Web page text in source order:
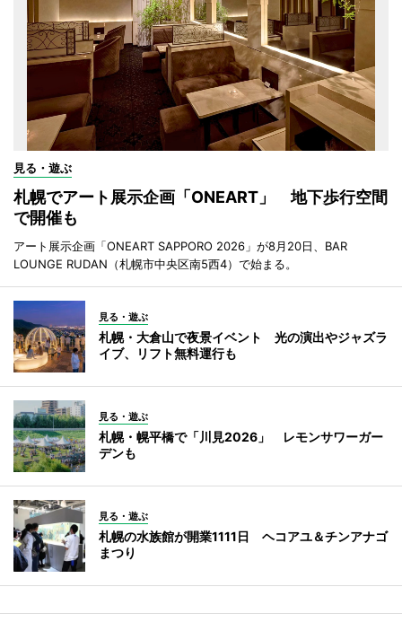
見る・遊ぶ
札幌でアート展示企画「ONEART」 地下歩行空間
で開催も
アート展示企画「ONEART SAPPORO 2026」が8月20日、BAR
LOUNGE RUDAN（札幌市中央区南5西4）で始まる。
見る・遊ぶ
札幌・大倉山で夜景イベント 光の演出やジャズラ
イブ、リフト無料運行も
見る・遊ぶ
札幌・幌平橋で「川見2026」 レモンサワーガー
デンも
見る・遊ぶ
札幌の水族館が開業1111日 ヘコアユ＆チンアナゴ
まつり